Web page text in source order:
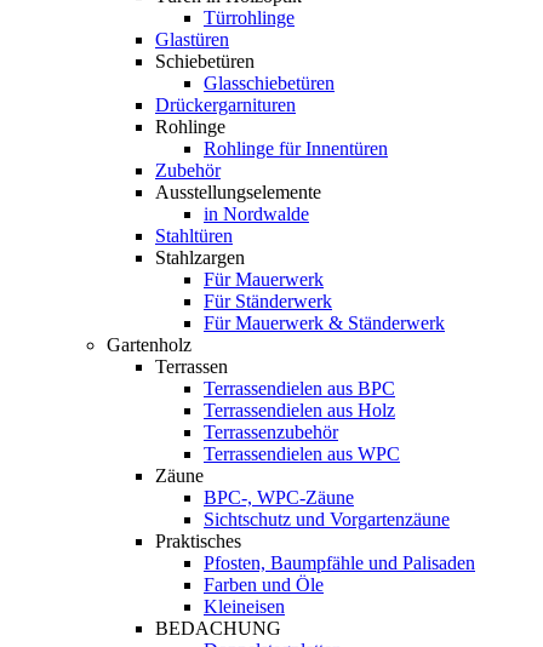
Türrohlinge
Glastüren
Schiebetüren
Glasschiebetüren
Drückergarnituren
Rohlinge
Rohlinge für Innentüren
Zubehör
Ausstellungselemente
in Nordwalde
Stahltüren
Stahlzargen
Für Mauerwerk
Für Ständerwerk
Für Mauerwerk & Ständerwerk
Gartenholz
Terrassen
Terrassendielen aus BPC
Terrassendielen aus Holz
Terrassenzubehör
Terrassendielen aus WPC
Zäune
BPC-, WPC-Zäune
Sichtschutz und Vorgartenzäune
Praktisches
Pfosten, Baumpfähle und Palisaden
Farben und Öle
Kleineisen
BEDACHUNG